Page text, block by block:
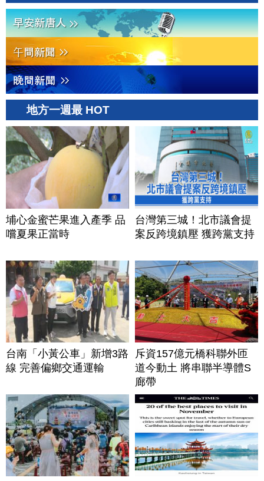
地方一週最 HOT
埔心金蜜芒果進入產季 品
嚐夏果正當時
台灣第三城！北市議會提
案反跨境鎮壓 獲跨黨支持
台南「小黃公車」新增3路
線 完善偏鄉交通運輸
斥資157億元橋科聯外匝
道今動土 將串聯半導體S
廊帶